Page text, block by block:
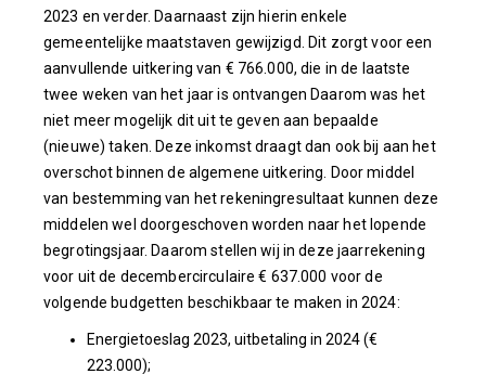
2023 en verder. Daarnaast zijn hierin enkele
gemeentelijke maatstaven gewijzigd. Dit zorgt voor een
aanvullende uitkering van € 766.000, die in de laatste
twee weken van het jaar is ontvangen Daarom was het
niet meer mogelijk dit uit te geven aan bepaalde
(nieuwe) taken. Deze inkomst draagt dan ook bij aan het
overschot binnen de algemene uitkering. Door middel
van bestemming van het rekeningresultaat kunnen deze
middelen wel doorgeschoven worden naar het lopende
begrotingsjaar. Daarom stellen wij in deze jaarrekening
voor uit de decembercirculaire € 637.000 voor de
volgende budgetten beschikbaar te maken in 2024:
Energietoeslag 2023, uitbetaling in 2024 (€
223.000);